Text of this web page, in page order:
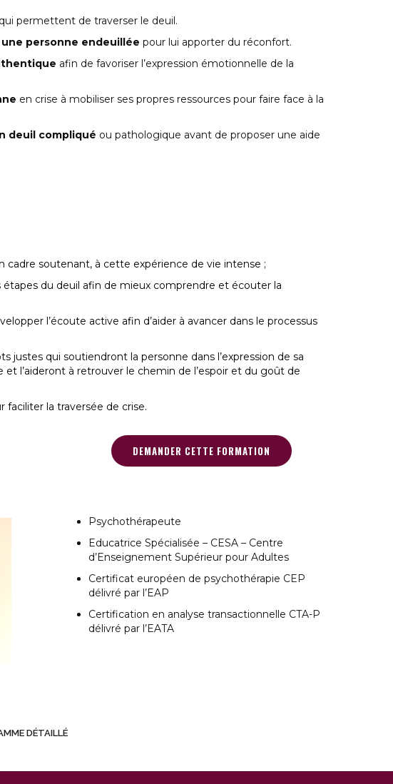
qui permettent de traverser le deuil.
personne endeuillée pour lui apporter du réconfort.
afin de favoriser l’expression émotionnelle de la
en crise à mobiliser ses propres ressources pour faire face à la
deuil compliqué ou pathologique avant de proposer une aide
cadre soutenant, à cette expérience de vie intense ;
du deuil afin de mieux comprendre et écouter la
l’écoute active afin d’aider à avancer dans le processus
justes qui soutiendront la personne dans l’expression de sa
l’aideront à retrouver le chemin de l’espoir et du goût de
faciliter la traversée de crise.
DEMANDER CETTE FORMATION
Psychothérapeute
Educatrice Spécialisée – CESA – Centre
d’Enseignement Supérieur pour Adultes
Certificat européen de psychothérapie CEP
délivré par l’EAP
Certification en analyse transactionnelle CTA-P
délivré par l’EATA
DÉTAILLÉ